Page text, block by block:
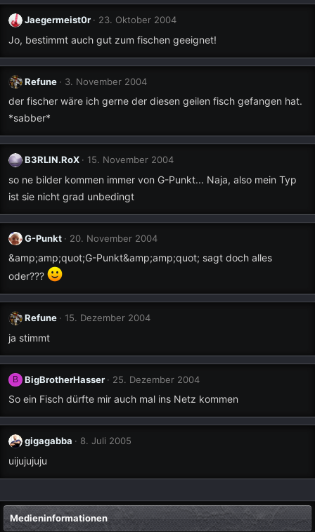
Jaegermeist0r 23. Oktober 2004
Jo, bestimmt auch gut zum fischen geeignet!
Refune 3. November 2004
der fischer wäre ich gerne der diesen geilen fisch gefangen hat.
*sabber*
B3RLIN.RoX 15. November 2004
so ne bilder kommen immer von G-Punkt... Naja, also mein Typ
ist sie nicht grad unbedingt
G-Punkt 20. November 2004
&amp;amp;quot;G-Punkt&amp;amp;quot; sagt doch alles
oder???
Refune 15. Dezember 2004
ja stimmt
B BigBrotherHasser 25. Dezember 2004
So ein Fisch dürfte mir auch mal ins Netz kommen
gigagabba 8. Juli 2005
uijujujuju
Medieninformationen